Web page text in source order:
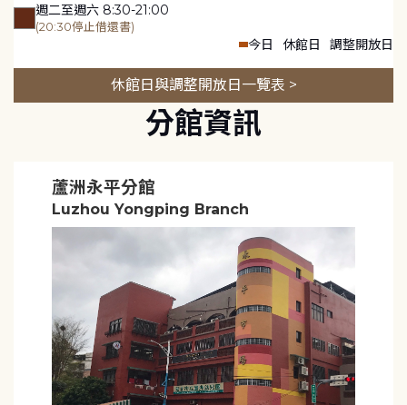
週二至週六 8:30-21:00
(20:30停止借還書)
今日 休館日 調整開放日
休館日與調整開放日一覽表 >
分館資訊
蘆洲永平分館
Luzhou Yongping Branch